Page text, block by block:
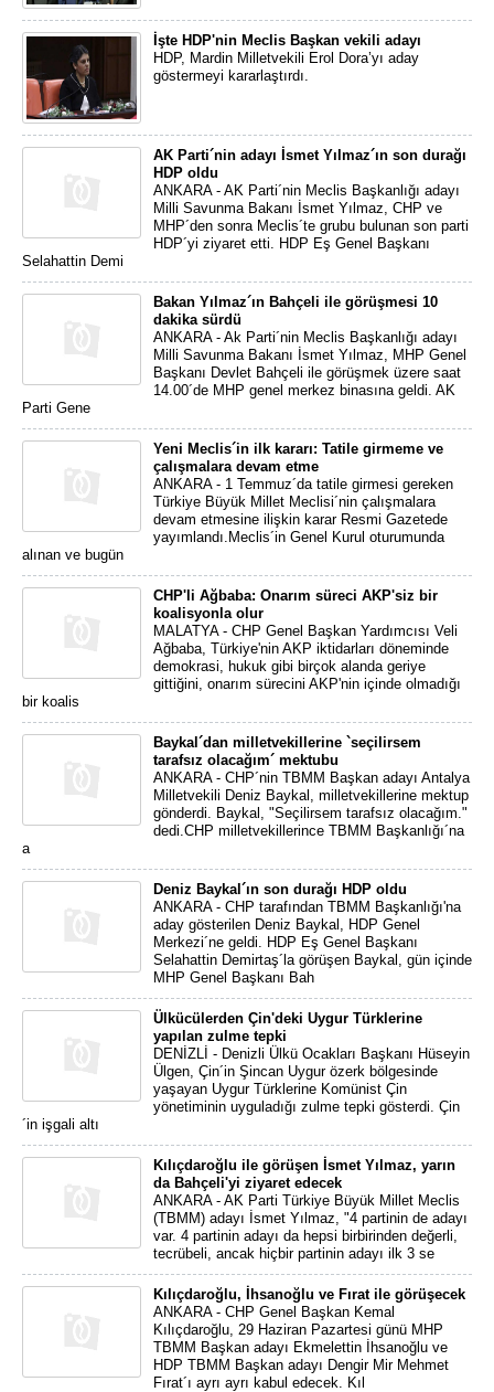
İşte HDP'nin Meclis Başkan vekili adayı
HDP, Mardin Milletvekili Erol Dora’yı aday
göstermeyi kararlaştırdı.
AK Parti´nin adayı İsmet Yılmaz´ın son durağı
HDP oldu
ANKARA - AK Parti´nin Meclis Başkanlığı adayı
Milli Savunma Bakanı İsmet Yılmaz, CHP ve
MHP´den sonra Meclis´te grubu bulunan son parti
HDP´yi ziyaret etti. HDP Eş Genel Başkanı
Selahattin Demi
Bakan Yılmaz´ın Bahçeli ile görüşmesi 10
dakika sürdü
ANKARA - Ak Parti´nin Meclis Başkanlığı adayı
Milli Savunma Bakanı İsmet Yılmaz, MHP Genel
Başkanı Devlet Bahçeli ile görüşmek üzere saat
14.00´de MHP genel merkez binasına geldi. AK
Parti Gene
Yeni Meclis´in ilk kararı: Tatile girmeme ve
çalışmalara devam etme
ANKARA - 1 Temmuz´da tatile girmesi gereken
Türkiye Büyük Millet Meclisi´nin çalışmalara
devam etmesine ilişkin karar Resmi Gazetede
yayımlandı.Meclis´in Genel Kurul oturumunda
alınan ve bugün
CHP'li Ağbaba: Onarım süreci AKP'siz bir
koalisyonla olur
MALATYA - CHP Genel Başkan Yardımcısı Veli
Ağbaba, Türkiye'nin AKP iktidarları döneminde
demokrasi, hukuk gibi birçok alanda geriye
gittiğini, onarım sürecini AKP'nin içinde olmadığı
bir koalis
Baykal´dan milletvekillerine `seçilirsem
tarafsız olacağım´ mektubu
ANKARA - CHP´nin TBMM Başkan adayı Antalya
Milletvekili Deniz Baykal, milletvekillerine mektup
gönderdi. Baykal, "Seçilirsem tarafsız olacağım."
dedi.CHP milletvekillerince TBMM Başkanlığı´na
a
Deniz Baykal´ın son durağı HDP oldu
ANKARA - CHP tarafından TBMM Başkanlığı'na
aday gösterilen Deniz Baykal, HDP Genel
Merkezi´ne geldi. HDP Eş Genel Başkanı
Selahattin Demirtaş´la görüşen Baykal, gün içinde
MHP Genel Başkanı Bah
Ülkücülerden Çin'deki Uygur Türklerine
yapılan zulme tepki
DENİZLİ - Denizli Ülkü Ocakları Başkanı Hüseyin
Ülgen, Çin´in Şincan Uygur özerk bölgesinde
yaşayan Uygur Türklerine Komünist Çin
yönetiminin uyguladığı zulme tepki gösterdi. Çin
´in işgali altı
Kılıçdaroğlu ile görüşen İsmet Yılmaz, yarın
da Bahçeli'yi ziyaret edecek
ANKARA - AK Parti Türkiye Büyük Millet Meclis
(TBMM) adayı İsmet Yılmaz, "4 partinin de adayı
var. 4 partinin adayı da hepsi birbirinden değerli,
tecrübeli, ancak hiçbir partinin adayı ilk 3 se
Kılıçdaroğlu, İhsanoğlu ve Fırat ile görüşecek
ANKARA - CHP Genel Başkan Kemal
Kılıçdaroğlu, 29 Haziran Pazartesi günü MHP
TBMM Başkan adayı Ekmelettin İhsanoğlu ve
HDP TBMM Başkan adayı Dengir Mir Mehmet
Fırat´ı ayrı ayrı kabul edecek. Kıl